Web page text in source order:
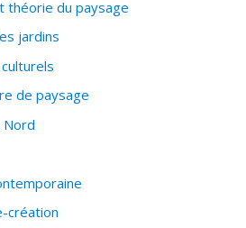
théorie du paysage
jardins
de paysage
Nord
création